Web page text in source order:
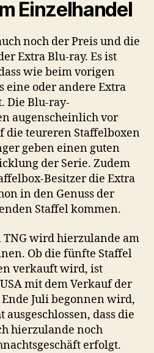
Einzelhandel
noch der Preis und die
Extra Blu-ray. Es ist
wie beim vorigen
eine oder andere Extra
Die Blu-ray-
augenscheinlich vor
die teureren Staffelboxen
geben einen guten
der Serie. Zudem
Besitzer die Extra
in den Genuss der
Staffel kommen.
TNG wird hierzulande am
Ob die fünfte Staffel
verkauft wird, ist
mit dem Verkauf der
Juli begonnen wird,
dass die
hierzulande noch
erfolgt.